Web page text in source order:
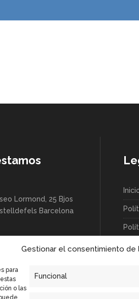
Gestionar el consentimiento de
para
o las
Funcional
Lormond, 25 Bjos
Barcelona
52, 08830 Sant